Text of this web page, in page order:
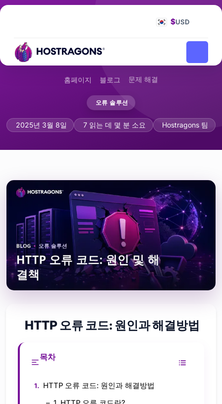
$USD
홈페이지 블로그 문제 해결
오류 솔루션
HTTP 오류 코드: 원인과 해결방법
2025년 3월 8일 7 읽는 데 몇 분 소요 Hostragons 팀
HTTP 오류 코드: 원인과 해결방법
목차
HTTP 오류 코드: 원인과 해결방법